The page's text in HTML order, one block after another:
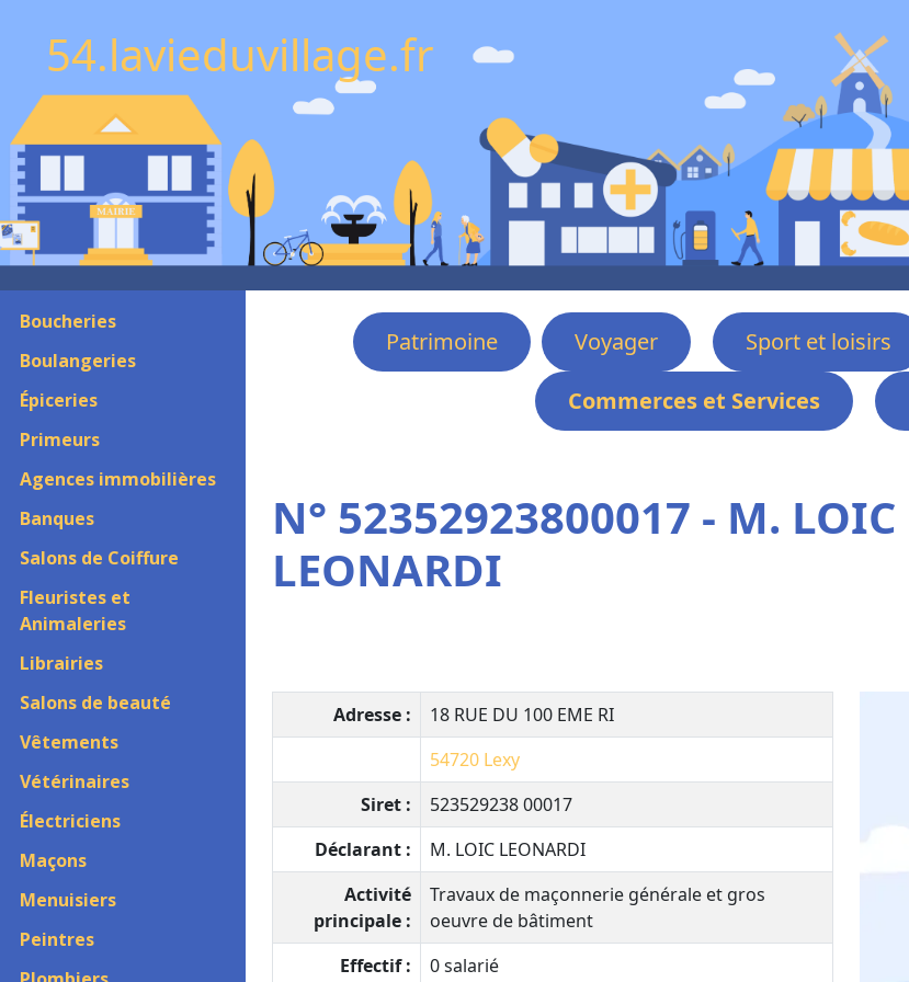
54.lavieduvillage.fr
Boucheries
Boulangeries
Épiceries
Primeurs
Agences immobilières
Banques
Salons de Coiffure
Fleuristes et
Animaleries
Librairies
Salons de beauté
Vêtements
Vétérinaires
Électriciens
Maçons
Menuisiers
Peintres
Patrimoine Voyager Sport et loisirs
Commerces et Services
N° 52352923800017 - M. LOIC
LEONARDI
Adresse :
18 RUE DU 100 EME RI
54720 Lexy
Siret :
523529238 00017
Déclarant :
M. LOIC LEONARDI
Activité
principale :
Travaux de maçonnerie générale et gros
oeuvre de bâtiment
Effectif :
0 salarié